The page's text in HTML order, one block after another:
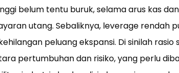
belum tentu buruk, selama arus kas
utang. Sebaliknya, leverage rendah
peluang ekspansi. Di sinilah
pertumbuhan dan risiko, yang perlu